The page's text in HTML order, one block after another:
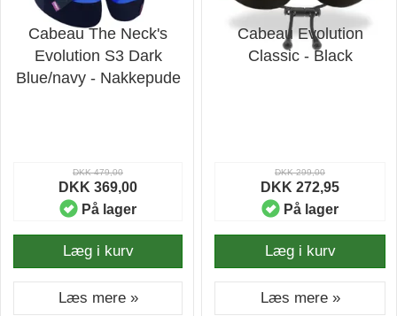
Cabeau The Neck's
Evolution S3 Dark
Blue/navy - Nakkepude
DKK 479,00
DKK 369,00
På lager
Læg i kurv
Læs mere »
Cabeau Evolution
Classic - Black
DKK 299,00
DKK 272,95
På lager
Læg i kurv
Læs mere »